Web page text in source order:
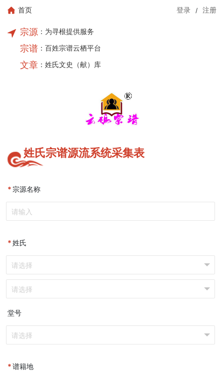
首页 登录 / 注册
宗源 ：为寻根提供服务
宗谱 ：百姓宗谱云栖平台
文章 ：姓氏文史（献）库
姓氏宗谱源流系统采集表
* 宗源名称
*姓氏
堂号
*谱籍地